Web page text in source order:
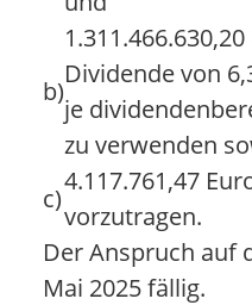
b)
Dividende von
je
zu verwenden
c)
4.117.761,47
vorzutragen.
Der Anspruch auf
Mai 2025 fällig.